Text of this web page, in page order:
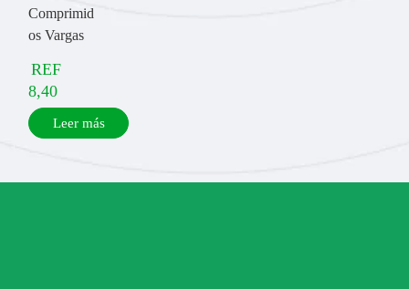
Comprimid
os Vargas
REF
8,40
Leer más